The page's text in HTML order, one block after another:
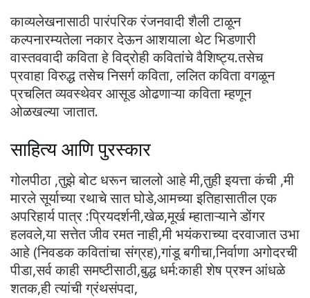
काव्यलेखनासाठी पारंपरिक रंजनवादी शैली टाळून
कल्पनारम्यतेला नकार देऊन आशयाला थेट भिडणारी
वास्तववादी कविता हे विद्रोही कवितांचे वैशिष्ट्य.तसेच
प्रवाहा विरुद्ध तसेच निसर्ग कविता, ललित कविता वगळून
प्रचलित व्यवस्थेवर आसूड ओढणाऱ्या कविता म्हणून
ओळखल्या जातात.
साहित्य आणि पुरस्कार
गोलपीठा ,तुझे बोट धरून चाललो आहे मी,तुही इयत्ता कंची ,मी
मारले सूर्याच्या रथाचे सात घोडे,आमच्या इतिहासातील एक
अपरिहार्य पात्र :प्रियदर्शनी,खेळ,मूर्ख म्हाताऱ्याने डोंगर
हलवले,या सत्तेत जीव रमत नाही,मी भयंकराच्या दरवाजात उभा
आहे (निवडक कवितांचा संग्रह),गांडू बगीचा,निर्वाणा अगोदरची
पीडा,सर्व काही समष्टीसाठी,बुद्ध धर्म:काही शेष प्रश्न आंधळे
शतक,ही त्यांची ग्रंथसंपदा,